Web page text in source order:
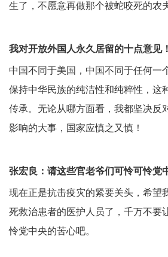
生了，不愿意再做那个被蛇咬死的农
我对开放外国人永久居留的十点意见！
中国不同于美国，中国不同于任何一
保持中华民族的纯洁性和纯粹性，这
传承。无论从哪方面看，我都坚决反
影响的大事，国家应慎之又慎！
张宏良：请这些官老爷们可怜可怜党
现在正是抗击疫灾的紧要关头，希望
死救治患者的医护人员了，千万不要
怜党中央的苦心吧。